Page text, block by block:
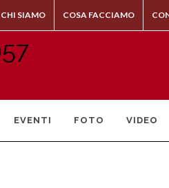
CHI SIAMO COSA FACCIAMO
EVENTI FOTO VIDEO